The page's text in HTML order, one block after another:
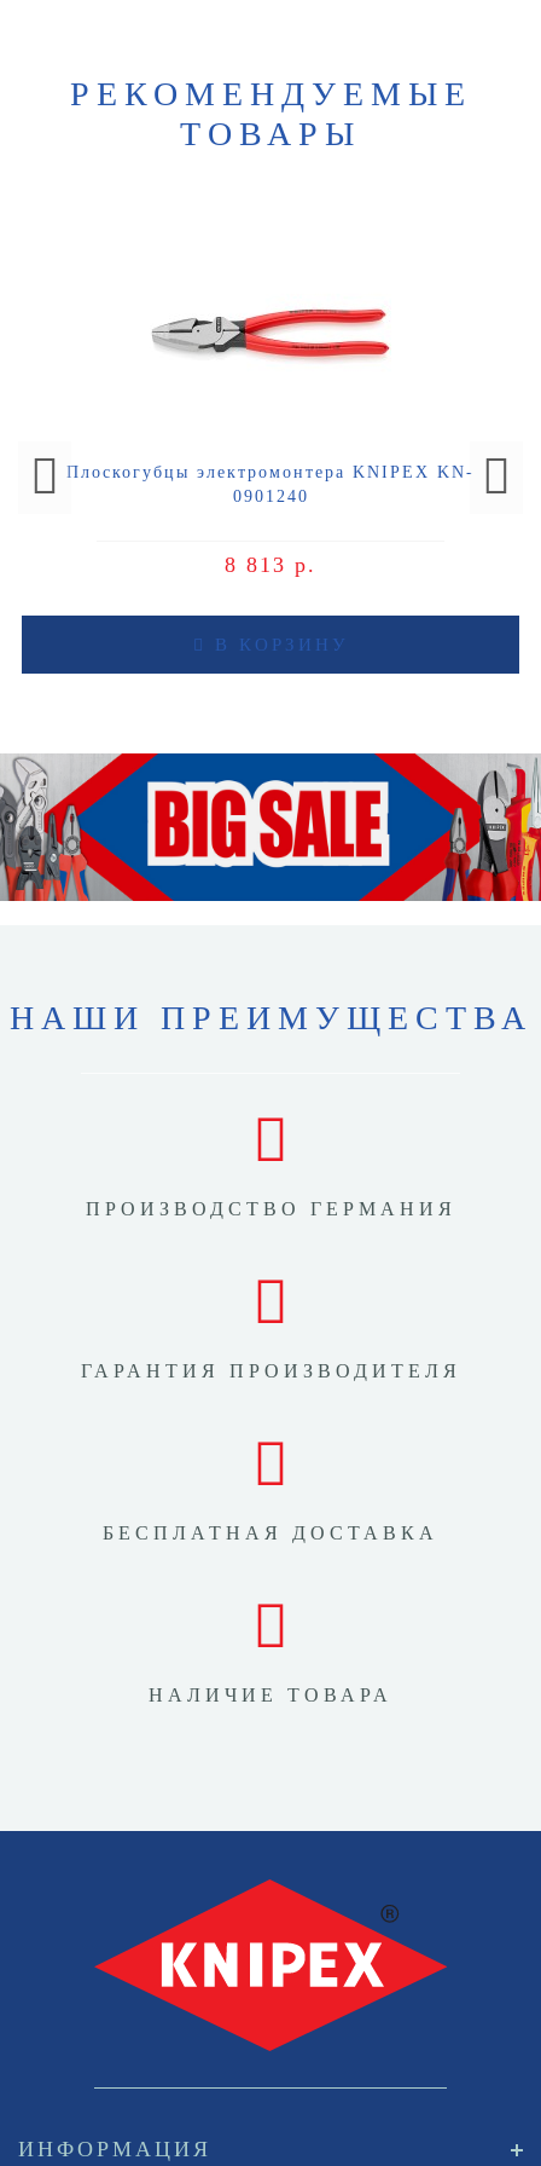
РЕКОМЕНДУЕМЫЕ
ТОВАРЫ
Плоскогубцы электромонтера KNIPEX KN-
0901240
8 813 р.
В КОРЗИНУ
НАШИ ПРЕИМУЩЕСТВА
ПРОИЗВОДСТВО ГЕРМАНИЯ
ГАРАНТИЯ ПРОИЗВОДИТЕЛЯ
БЕСПЛАТНАЯ ДОСТАВКА
НАЛИЧИЕ ТОВАРА
ИНФОРМАЦИЯ